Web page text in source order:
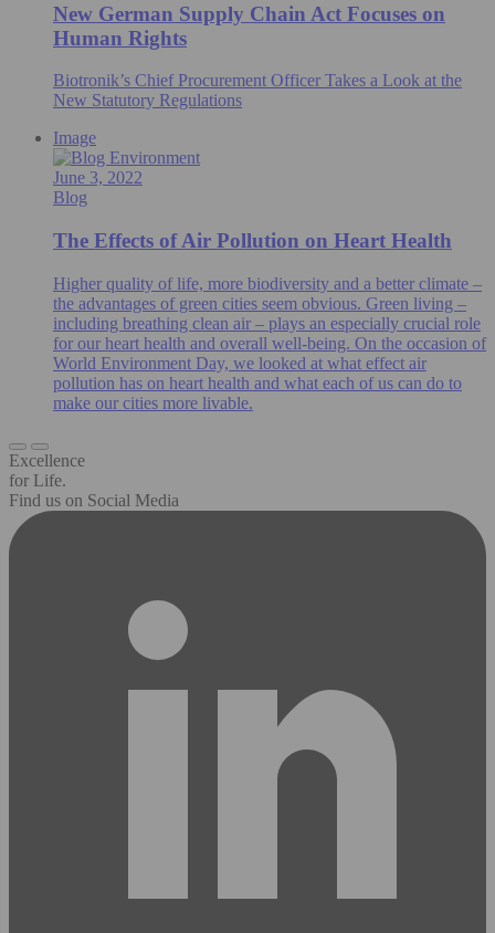
New German Supply Chain Act Focuses on
Human Rights
Biotronik’s Chief Procurement Officer Takes a Look at the
New Statutory Regulations
Image
June 3, 2022
Blog
The Effects of Air Pollution on Heart Health
Higher quality of life, more biodiversity and a better climate –
the advantages of green cities seem obvious. Green living –
including breathing clean air – plays an especially crucial role
for our heart health and overall well-being. On the occasion of
World Environment Day, we looked at what effect air
pollution has on heart health and what each of us can do to
make our cities more livable.
Excellence
for Life.
Find us on Social Media